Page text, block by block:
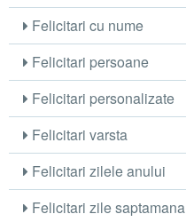
Felicitari cu nume
Felicitari persoane
Felicitari personalizate
Felicitari varsta
Felicitari zilele anului
Felicitari zile saptamana